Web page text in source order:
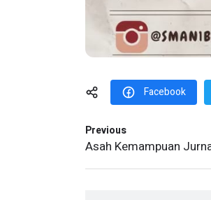
Facebook
Previous
Asah Kemampuan